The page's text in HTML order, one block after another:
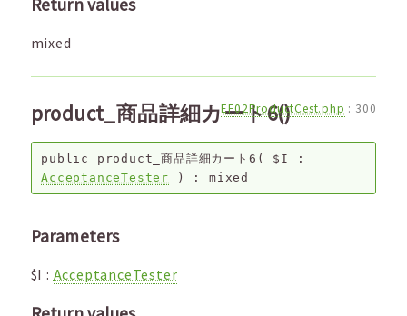
Return values
mixed
product_商品詳細カート6()
EF02ProductCest.php : 300
public product_商品詳細カート6 ( $I
:
AcceptanceTester
) :mixed
Parameters
$I : AcceptanceTester